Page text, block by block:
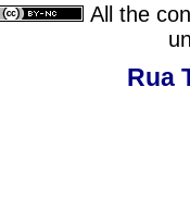
All the
Rua